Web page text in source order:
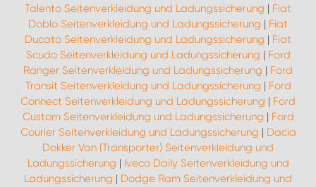
Talento Seitenverkleidung und Ladungssicherung | Fiat
Doblo Seitenverkleidung und Ladungssicherung | Fiat
Ducato Seitenverkleidung und Ladungssicherung | Fiat
Scudo Seitenverkleidung und Ladungssicherung | Ford
Ranger Seitenverkleidung und Ladungssicherung | Ford
Transit Seitenverkleidung und Ladungssicherung | Ford
Connect Seitenverkleidung und Ladungssicherung | Ford
Custom Seitenverkleidung und Ladungssicherung | Ford
Courier Seitenverkleidung und Ladungssicherung | Dacia
Dokker Van (Transporter) Seitenverkleidung und
Ladungssicherung | Iveco Daily Seitenverkleidung und
Ladungssicherung | Dodge Ram Seitenverkleidung und